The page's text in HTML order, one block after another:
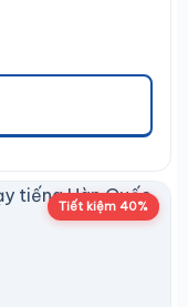
Tiết kiệm 40%